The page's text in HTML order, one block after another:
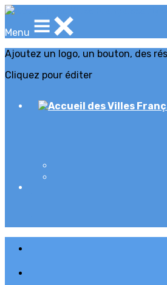
Menu
Ajoutez un logo, un bouton, des
Cliquez pour éditer